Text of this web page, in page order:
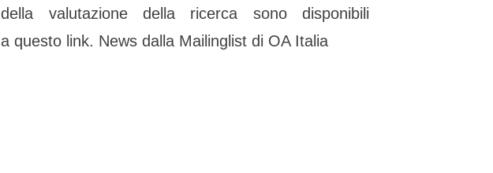
della valutazione della ricerca sono disponibili
a questo link. News dalla Mailinglist di OA Italia